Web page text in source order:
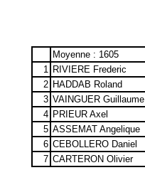
Moyenne : 1605
1 RIVIERE Frederic
2 HADDAB Roland
3 VAINGUER Guillaume
4 PRIEUR Axel
5 ASSEMAT Angelique
6 CEBOLLERO Daniel
7 CARTERON Olivier